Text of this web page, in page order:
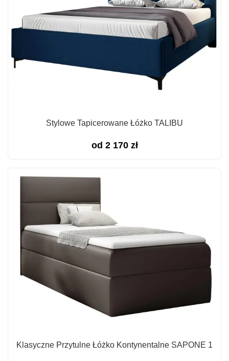
Stylowe Tapicerowane Łóżko TALIBU
od 2 170 zł
Klasyczne Przytulne Łóżko Kontynentalne SAPONE 1